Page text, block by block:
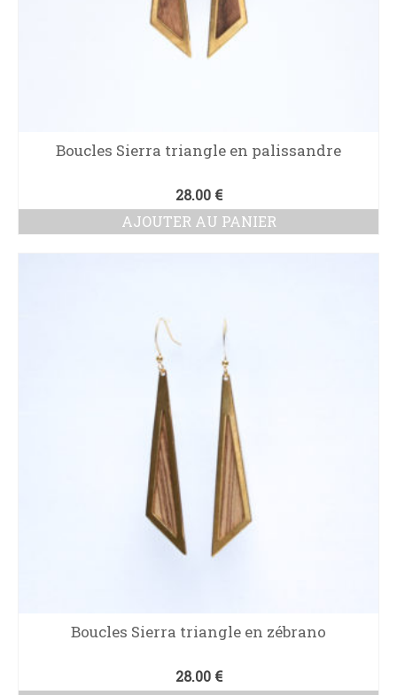
Boucles Sierra triangle en palissandre
28.00 €
AJOUTER AU PANIER
Boucles Sierra triangle en zébrano
28.00 €